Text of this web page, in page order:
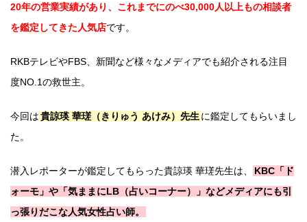
20年の営業実績があり、これまでにのべ30,000人以上もの相談者
を鑑定してきた人気店です。
RKBテレビやFBS、新聞など様々なメディアでも紹介される注目
度NO.1の救世主。
今回は貴諒瑛 華瑳（きりゅう あけみ）先生 に鑑定してもらいまし
た。
潜入レポーターが鑑定してもらった貴諒瑛 華瑳先生は、
KBC「ド
ォーモ」や「気ままにLB（占いコーナー）」などメディアにも引
っ張りだこな人気女性占い師。